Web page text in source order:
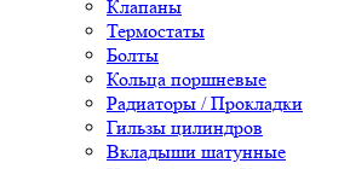
Клапаны
Термостаты
Болты
Кольца поршневые
Радиаторы / Прокладки
Гильзы цилиндров
Вкладыши шатунные